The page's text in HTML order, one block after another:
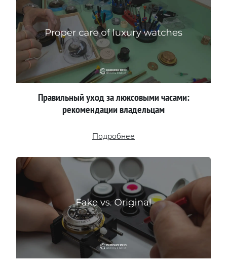
Правильный уход за люксовыми часами:
рекомендации владельцам
Подробнее